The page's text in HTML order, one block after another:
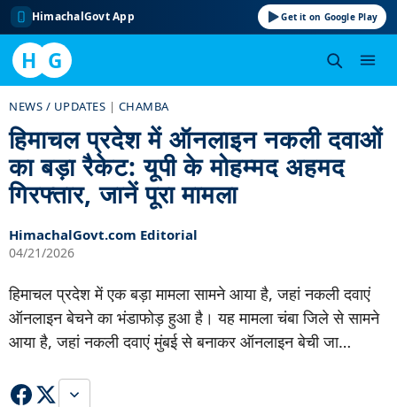
HimachalGovt App Get it on Google Play
H G
content
NEWS / UPDATES | CHAMBA
हिमाचल प्रदेश में ऑनलाइन नकली दवाओं
का बड़ा रैकेट: यूपी के मोहम्मद अहमद
गिरफ्तार, जानें पूरा मामला
HimachalGovt.com Editorial
04/21/2026
हिमाचल प्रदेश में एक बड़ा मामला सामने आया है, जहां नकली दवाएं
ऑनलाइन बेचने का भंडाफोड़ हुआ है। यह मामला चंबा जिले से सामने
आया है, जहां नकली दवाएं मुंबई से बनाकर ऑनलाइन बेची जा…